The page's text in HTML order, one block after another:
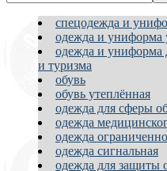
спецодежда и
одежда и униформа
одежда и униформа
и туризма
обувь
обувь утеплённая
одежда для сферы
одежда
одежда
одежда сигнальная
одежда для защиты